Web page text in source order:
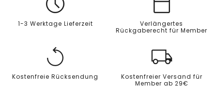
1-3 Werktage Lieferzeit
Verlängertes
Rückgaberecht für Member
Kostenfreie Rücksendung
Kostenfreier Versand für
Member ab 29€